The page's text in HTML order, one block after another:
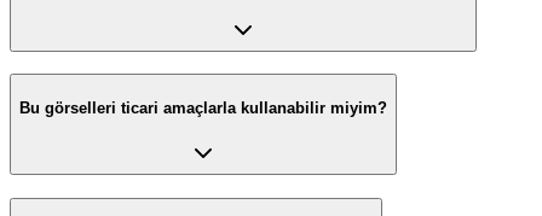
Bu görselleri ticari amaçlarla kullanabilir miyim?